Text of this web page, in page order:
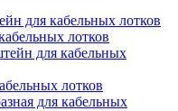
для кабельных лотков
лотков
для кабельных
лотков
для кабельных